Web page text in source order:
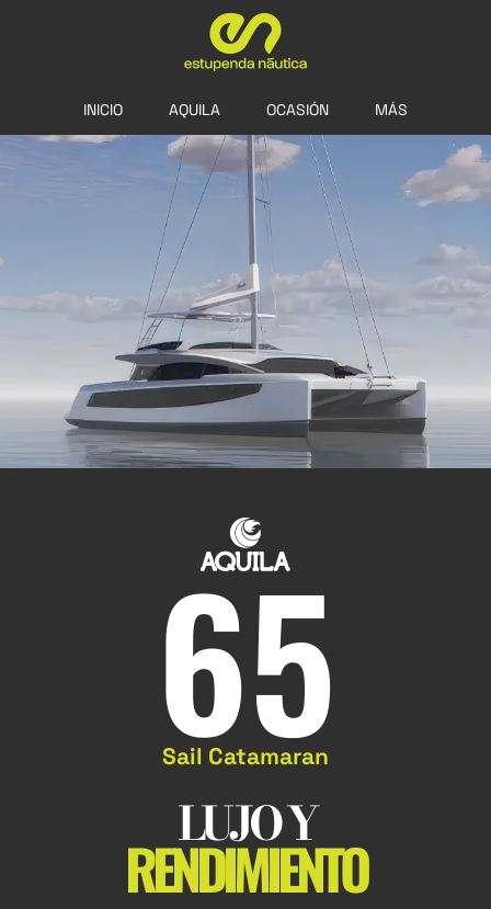
INICIO AQUILA OCASIÓN MÁS
65
Sail Catamaran
LUJO Y
RENDIMIENTO